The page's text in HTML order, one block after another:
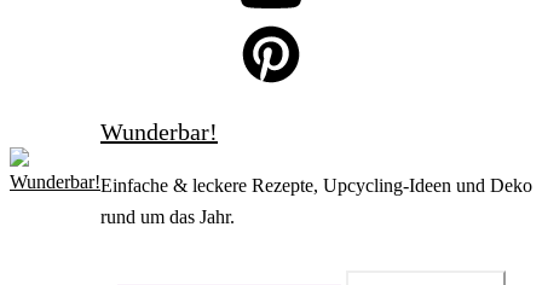
Wunderbar!
Einfache & leckere Rezepte, Upcycling-Ideen und Deko
rund um das Jahr.